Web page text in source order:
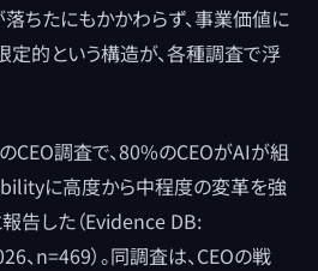
落ちたにもかかわらず、事業価値に
的という構造が、各種調査で浮
CEO調査で、80%のCEOがAIが組
に高度から中程度の変革を強
告した（Evidence DB:
、n=469）。同調査は、CEOの戦